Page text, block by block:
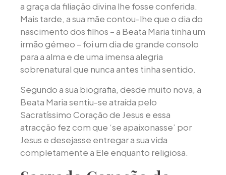
a graça da filiação divina lhe fosse conferida.
Mais tarde, a sua mãe contou-lhe que o dia do
nascimento dos filhos – a Beata Maria tinha um
irmão gémeo – foi um dia de grande consolo
para a alma e de uma imensa alegria
sobrenatural que nunca antes tinha sentido.
Segundo a sua biografia, desde muito nova, a
Beata Maria sentiu-se atraída pelo
Sacratíssimo Coração de Jesus e essa
atracção fez com que ‘se apaixonasse’ por
Jesus e desejasse entregar a sua vida
completamente a Ele enquanto religiosa.